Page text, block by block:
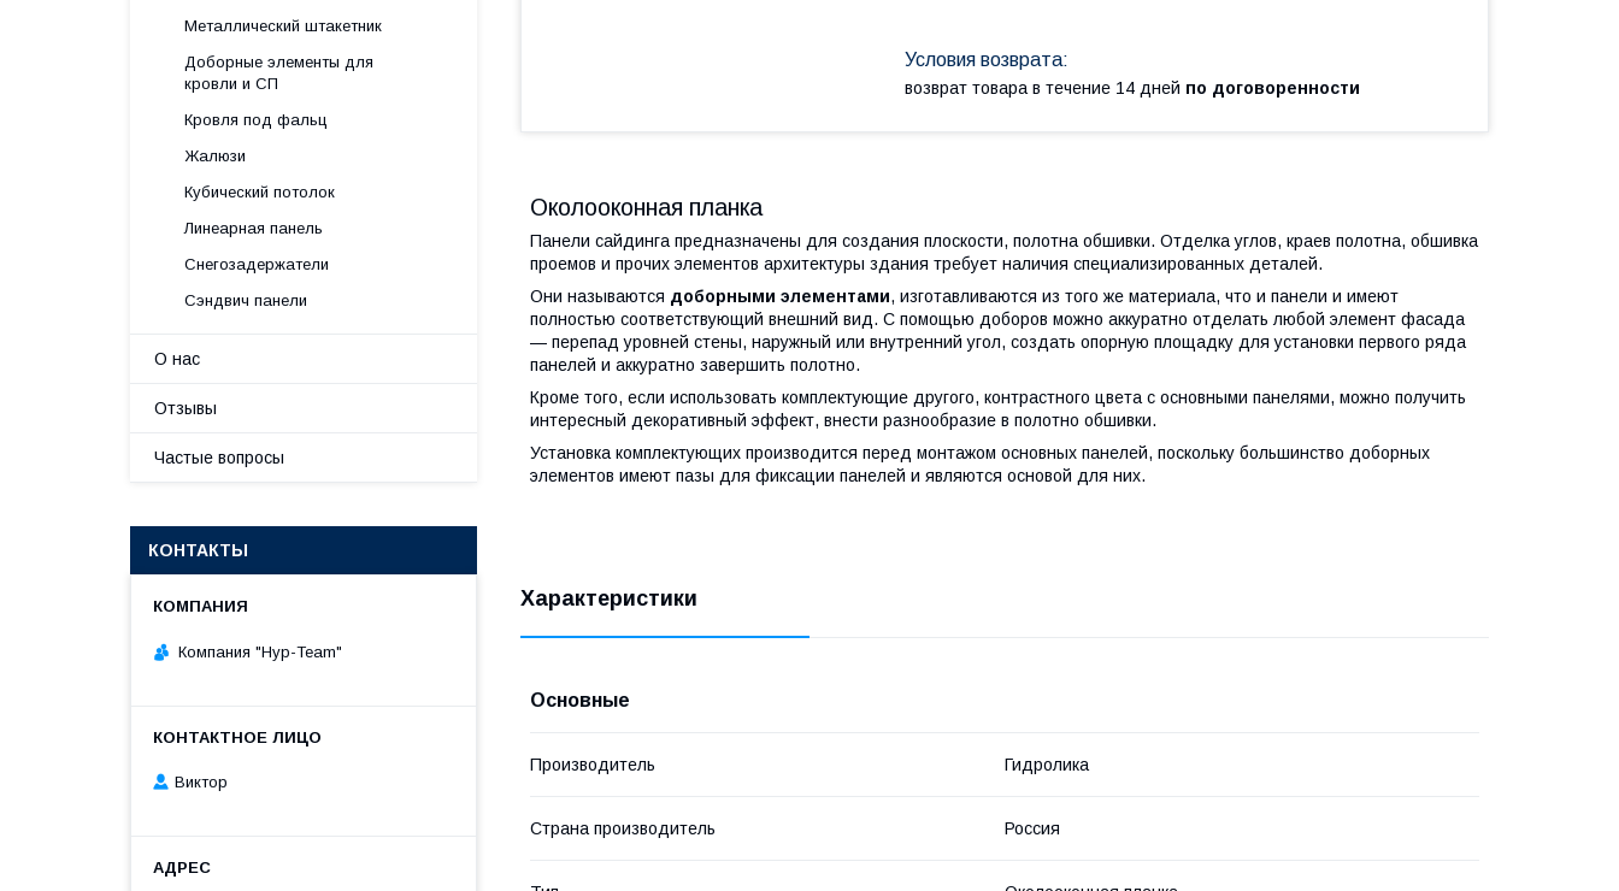
возврат товара в течение 14 дней по договоренности
Околооконная планка
Панели сайдинга предназначены для создания плоскости, полотна обшивки. Отделка углов, краев полотна, обшивка
проемов и прочих элементов архитектуры здания требует наличия специализированных деталей.
Они называются доборными элементами, изготавливаются из того же материала, что и панели и имеют
полностью соответствующий внешний вид. С помощью доборов можно аккуратно отделать любой элемент фасада
— перепад уровней стены, наружный или внутренний угол, создать опорную площадку для установки первого ряда
панелей и аккуратно завершить полотно.
Кроме того, если использовать комплектующие другого, контрастного цвета с основными панелями, можно получить
интересный декоративный эффект, внести разнообразие в полотно обшивки.
Установка комплектующих производится перед монтажом основных панелей, поскольку большинство доборных
элементов имеют пазы для фиксации панелей и являются основой для них.
Характеристики
Основные
Производитель Гидролика
Страна производитель Россия
Металлический штакетник
Доборные элементы для
кровли и СП
Кровля под фальц
Жалюзи
Кубический потолок
Линеарная панель
Снегозадержатели
Сэндвич панели
О нас
Отзывы
Частые вопросы
КОНТАКТЫ
Компания "Нур-Team"
Виктор